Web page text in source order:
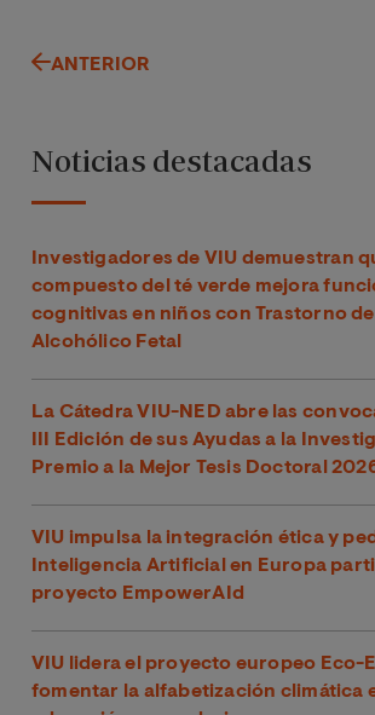
ANTERIOR
Noticias destacadas
Investigadores de VIU demuestran
compuesto del té verde mejora
cognitivas en niños con Trastorno
Alcohólico Fetal
La Cátedra VIU-NED abre las
III Edición de sus Ayudas a la
Premio a la Mejor Tesis Doctoral
VIU impulsa la integración ética y
Inteligencia Artificial en Europa
proyecto EmpowerAId
VIU lidera el proyecto europeo Eco-
fomentar la alfabetización climática